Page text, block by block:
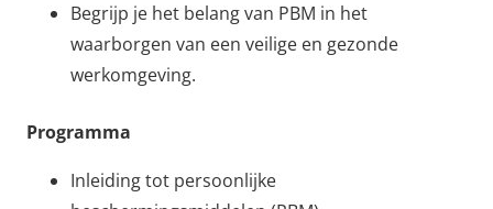
Begrijp je het belang van PBM in het
waarborgen van een veilige en gezonde
werkomgeving.
Programma
Inleiding tot persoonlijke